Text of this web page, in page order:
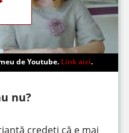
de Youtube. Link aici.
nu?
credeți că e mai